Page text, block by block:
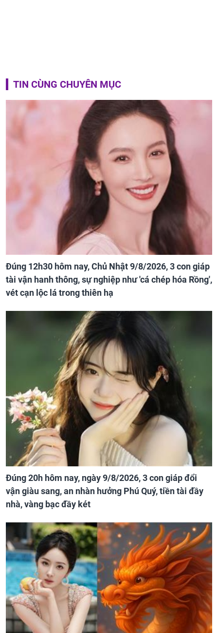
TIN CÙNG CHUYÊN MỤC
Đúng 12h30 hôm nay, Chủ Nhật 9/8/2026, 3 con giáp
tài vận hanh thông, sự nghiệp như 'cá chép hóa Rồng',
vét cạn lộc lá trong thiên hạ
Đúng 20h hôm nay, ngày 9/8/2026, 3 con giáp đổi
vận giàu sang, an nhàn hưởng Phú Quý, tiền tài đầy
nhà, vàng bạc đầy két